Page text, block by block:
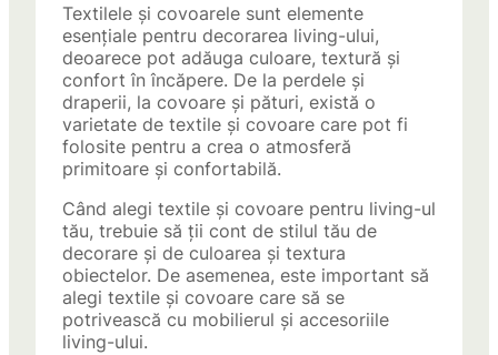
Textilele și covoarele sunt elemente
esențiale pentru decorarea living-ului,
deoarece pot adăuga culoare, textură și
confort în încăpere. De la perdele și
draperii, la covoare și pături, există o
varietate de textile și covoare care pot fi
folosite pentru a crea o atmosferă
primitoare și confortabilă.
Când alegi textile și covoare pentru living-ul
tău, trebuie să ții cont de stilul tău de
decorare și de culoarea și textura
obiectelor. De asemenea, este important să
alegi textile și covoare care să se
potrivească cu mobilierul și accesoriile
living-ului.